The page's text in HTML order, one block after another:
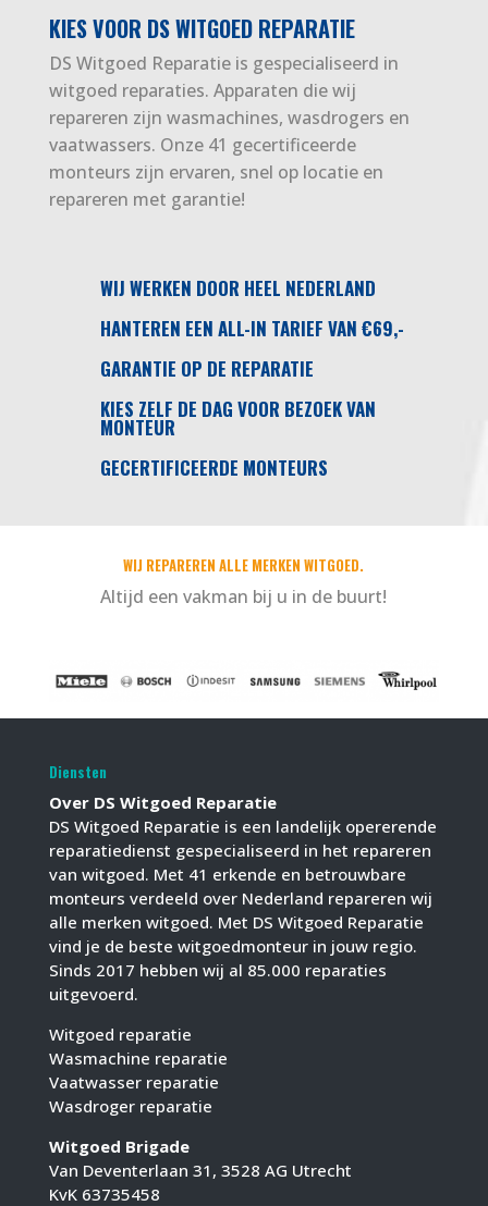
KIES VOOR DS WITGOED REPARATIE
DS Witgoed Reparatie is gespecialiseerd in
witgoed reparaties. Apparaten die wij
repareren zijn wasmachines, wasdrogers en
vaatwassers. Onze 41 gecertificeerde
monteurs zijn ervaren, snel op locatie en
repareren met garantie!
WIJ WERKEN DOOR HEEL NEDERLAND
HANTEREN EEN ALL-IN TARIEF VAN €69,-
GARANTIE OP DE REPARATIE
KIES ZELF DE DAG VOOR BEZOEK VAN
MONTEUR
GECERTIFICEERDE MONTEURS
WIJ REPAREREN ALLE MERKEN WITGOED.
Altijd een vakman bij u in de buurt!
Diensten
Over DS Witgoed Reparatie
DS Witgoed Reparatie is een landelijk opererende
reparatiedienst gespecialiseerd in het repareren
van witgoed. Met 41 erkende en betrouwbare
monteurs verdeeld over Nederland repareren wij
alle merken witgoed. Met DS Witgoed Reparatie
vind je de beste witgoedmonteur in jouw regio.
Sinds 2017 hebben wij al 85.000 reparaties
uitgevoerd.
Witgoed reparatie
Wasmachine reparatie
Vaatwasser reparatie
Wasdroger reparatie
Witgoed Brigade
Van Deventerlaan 31, 3528 AG Utrecht
KvK 63735458